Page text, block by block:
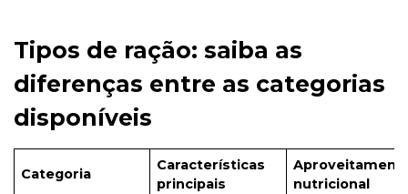
Tipos de ração: saiba as
diferenças entre as categorias
disponíveis
Categoria
Características
principais
nutricional